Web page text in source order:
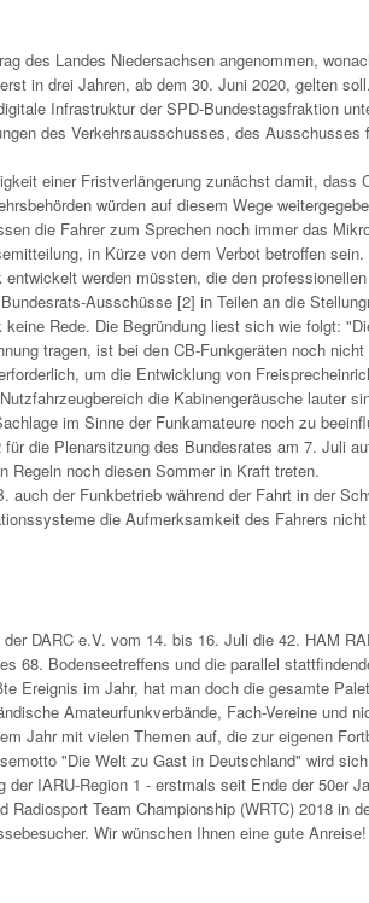
des Landes Niedersachsen angenommen,
in drei Jahren, ab dem 30. Juni 2020, gelten
Infrastruktur der SPD-Bundestagsfraktion
des Verkehrsausschusses, des Ausschusses
einer Fristverlängerung zunächst damit, dass
würden auf diesem Wege
die Fahrer zum Sprechen noch immer das
in Kürze von dem Verbot betroffen
werden müssten, die den
Ausschüsse [2] in Teilen an die
Rede. Die Begründung liest sich wie folgt:
tragen, ist bei den CB-Funkgeräten noch
um die Entwicklung von
die Kabinengeräusche lauter
im Sinne der Funkamateure noch zu
die Plenarsitzung des Bundesrates am 7. Juli
Regeln noch diesen Sommer in Kraft treten.
der Funkbetrieb während der Fahrt in der
die Aufmerksamkeit des Fahrers
DARC e.V. vom 14. bis 16. Juli die 42. HAM
68. Bodenseetreffens und die parallel
Ereignis im Jahr, hat man doch die gesamte
Amateurfunkverbände, Fach-Vereine und
Jahr mit vielen Themen auf, die zur eigenen
"Die Welt zu Gast in Deutschland" wird
IARU-Region 1 - erstmals seit Ende der 50er
Team Championship (WRTC) 2018 in
Wir wünschen Ihnen eine gute Anreise!